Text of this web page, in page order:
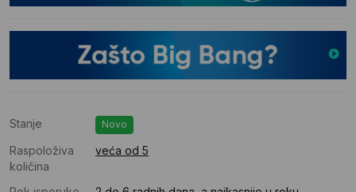
Stanje Novo
Raspoloživa
količina
veća od 5